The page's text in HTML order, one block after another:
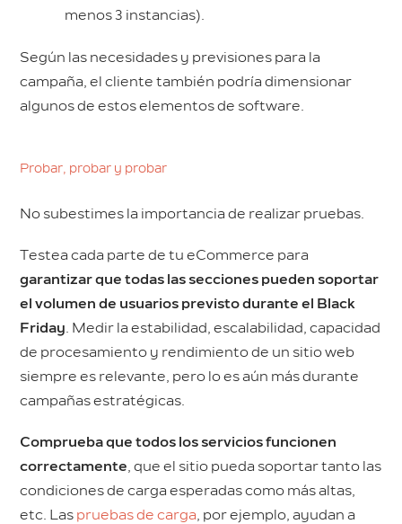
menos 3 instancias).
Según las necesidades y previsiones para la
campaña, el cliente también podría dimensionar
algunos de estos elementos de software.
Probar, probar y probar
No subestimes la importancia de realizar pruebas.
Testea cada parte de tu eCommerce para
garantizar que todas las secciones pueden soportar
el volumen de usuarios previsto durante el Black
Friday. Medir la estabilidad, escalabilidad, capacidad
de procesamiento y rendimiento de un sitio web
siempre es relevante, pero lo es aún más durante
campañas estratégicas.
Comprueba que todos los servicios funcionen
correctamente, que el sitio pueda soportar tanto las
condiciones de carga esperadas como más altas,
etc. Las pruebas de carga, por ejemplo, ayudan a